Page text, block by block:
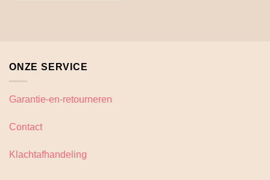
ONZE SERVICE
Garantie-en-retourneren
Contact
Klachtafhandeling